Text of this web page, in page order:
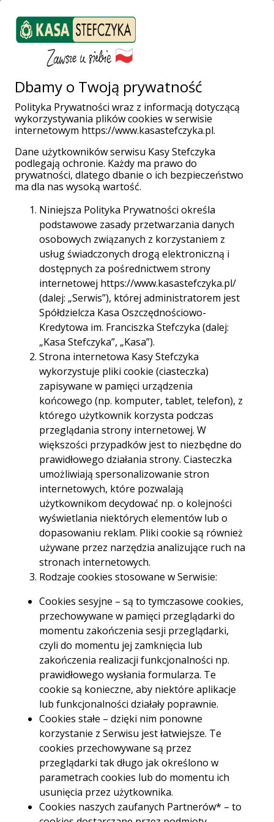
Weź pożyczkę
Załóż konto
Strona główna Klienci indywidualni
Lokaty
Lokata i e-Lokata terminowa z oprocentowaniem stałym
Lokata
terminowa
zyskaj nawet3,20%w skali
roku
oprocentowanie stałe
wystarczy 1 000 zł by zacząć oszczędzać
dostępna w placówce, na infolinii i bankowości
elektronicznej
Załóż online
Poznajkorzyści Lokaty i e-Lokaty
terminowej
Na Lokacie i e-Lokacie terminowej z
oprocentowaniem stałym ulokujesz nawet 500 000
zł.
Lokatę można założyć osobiście w placówce lub
samodzielnie przez telefon lub swoją bankowość
elektroniczną.
Szeroki wybór okresów oszczędzania na lokacie
terminowej z oprocentowaniem stałym: 1, 3, 4, 6
Dbamy o Twoją prywatność
Polityka Prywatności wraz z informacją dotyczącą
wykorzystywania plików cookies w serwisie
internetowym https://www.kasastefczyka.pl.
Dane użytkowników serwisu Kasy Stefczyka
podlegają ochronie. Każdy ma prawo do
prywatności, dlatego dbanie o ich bezpieczeństwo
ma dla nas wysoką wartość.
Niniejsza Polityka Prywatności określa
podstawowe zasady przetwarzania danych
osobowych związanych z korzystaniem z
usług świadczonych drogą elektroniczną i
dostępnych za pośrednictwem strony
internetowej https://www.kasastefczyka.pl/
(dalej: „Serwis”), której administratorem jest
Spółdzielcza Kasa Oszczędnościowo-
Kredytowa im. Franciszka Stefczyka (dalej:
„Kasa Stefczyka”, „Kasa”).
Strona internetowa Kasy Stefczyka
wykorzystuje pliki cookie (ciasteczka)
zapisywane w pamięci urządzenia
końcowego (np. komputer, tablet, telefon), z
którego użytkownik korzysta podczas
przeglądania strony internetowej. W
większości przypadków jest to niezbędne do
prawidłowego działania strony. Ciasteczka
umożliwiają spersonalizowanie stron
internetowych, które pozwalają
użytkownikom decydować np. o kolejności
wyświetlania niektórych elementów lub o
dopasowaniu reklam. Pliki cookie są również
używane przez narzędzia analizujące ruch na
stronach internetowych.
Rodzaje cookies stosowane w Serwisie:
Cookies sesyjne – są to tymczasowe cookies,
przechowywane w pamięci przeglądarki do
momentu zakończenia sesji przeglądarki,
czyli do momentu jej zamknięcia lub
zakończenia realizacji funkcjonalności np.
prawidłowego wysłania formularza. Te
cookie są konieczne, aby niektóre aplikacje
lub funkcjonalności działały poprawnie.
Cookies stałe – dzięki nim ponowne
korzystanie z Serwisu jest łatwiejsze. Te
cookies przechowywane są przez
przeglądarki tak długo jak określono w
parametrach cookies lub do momentu ich
usunięcia przez użytkownika.
Cookies naszych zaufanych Partnerów* – to